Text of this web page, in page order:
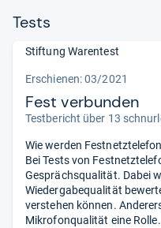
Tests
Stiftung Warentest
Erschienen: 03/2021
Fest verbunden
Testbericht über 13
Wie werden
Bei Tests von
Gesprächsqualität. Dabei
Wiedergabequalität
verstehen können.
Mikrofonqualität eine